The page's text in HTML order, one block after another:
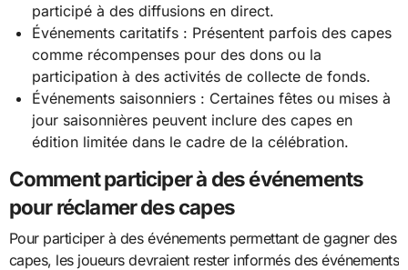
participé à des diffusions en direct.
Événements caritatifs : Présentent parfois des capes
comme récompenses pour des dons ou la
participation à des activités de collecte de fonds.
Événements saisonniers : Certaines fêtes ou mises à
jour saisonnières peuvent inclure des capes en
édition limitée dans le cadre de la célébration.
Comment participer à des événements
pour réclamer des capes
Pour participer à des événements permettant de gagner des
capes, les joueurs devraient rester informés des événements